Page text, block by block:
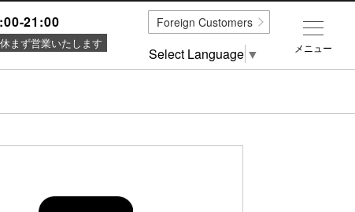
21:00
まず営業いたします メニュー
Foreign Customers
Select Language ▼